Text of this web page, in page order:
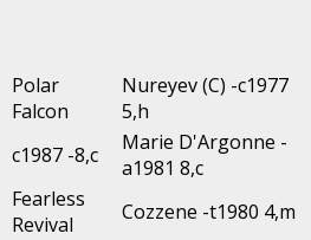
Polar
Falcon
Nureyev (C) -c1977
5,h
c1987 -8,c
Marie D'Argonne -
a1981 8,c
Fearless
Revival
Cozzene -t1980 4,m